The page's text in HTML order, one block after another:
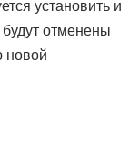
установить и
будут отменены
новой